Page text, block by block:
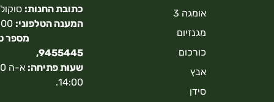
אומגה 3
מגנזיום
כורכום
אבץ
סידן
כתובת החנות: סוקולוב 40
המענה הטלפוני:
9455445,
שעות פתיחה:
14:00.